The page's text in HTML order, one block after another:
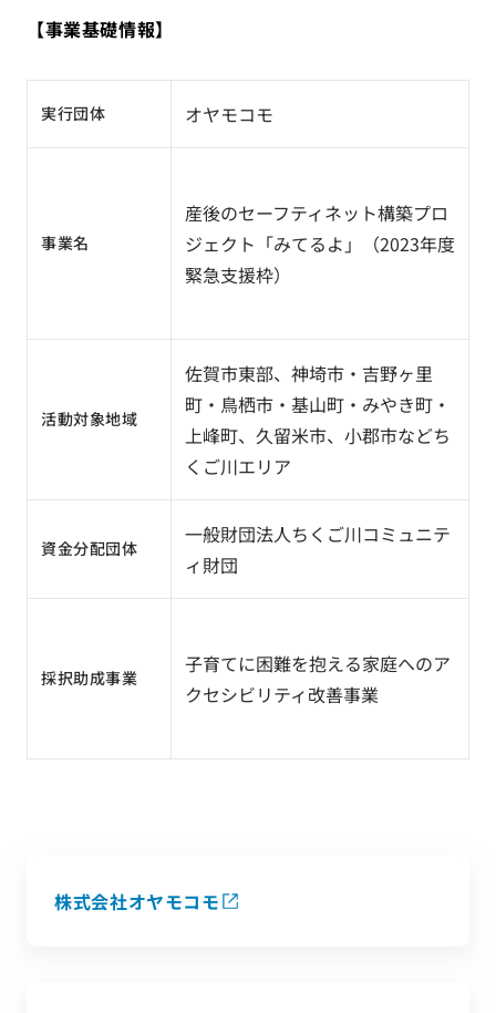
【事業基礎情報】
実行団体 オヤモコモ
事業名
産後のセーフティネット構築プロ
ジェクト「みてるよ」（2023年度
緊急支援枠）
活動対象地域
佐賀市東部、神埼市・吉野ヶ里
町・鳥栖市・基山町・みやき町・
上峰町、久留米市、小郡市などち
くご川エリア
資金分配団体
一般財団法人ちくご川コミュニテ
ィ財団
採択助成事業
子育てに困難を抱える家庭へのア
クセシビリティ​改善事業​
株式会社オヤモコモ